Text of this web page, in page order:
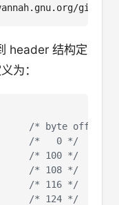
header 结构定
为：
/* byte offset
/*   0 */
/* 100 */
/* 108 */
/* 116 */
/* 124 */